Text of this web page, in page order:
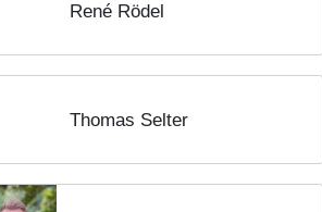
René Rödel
Thomas Selter